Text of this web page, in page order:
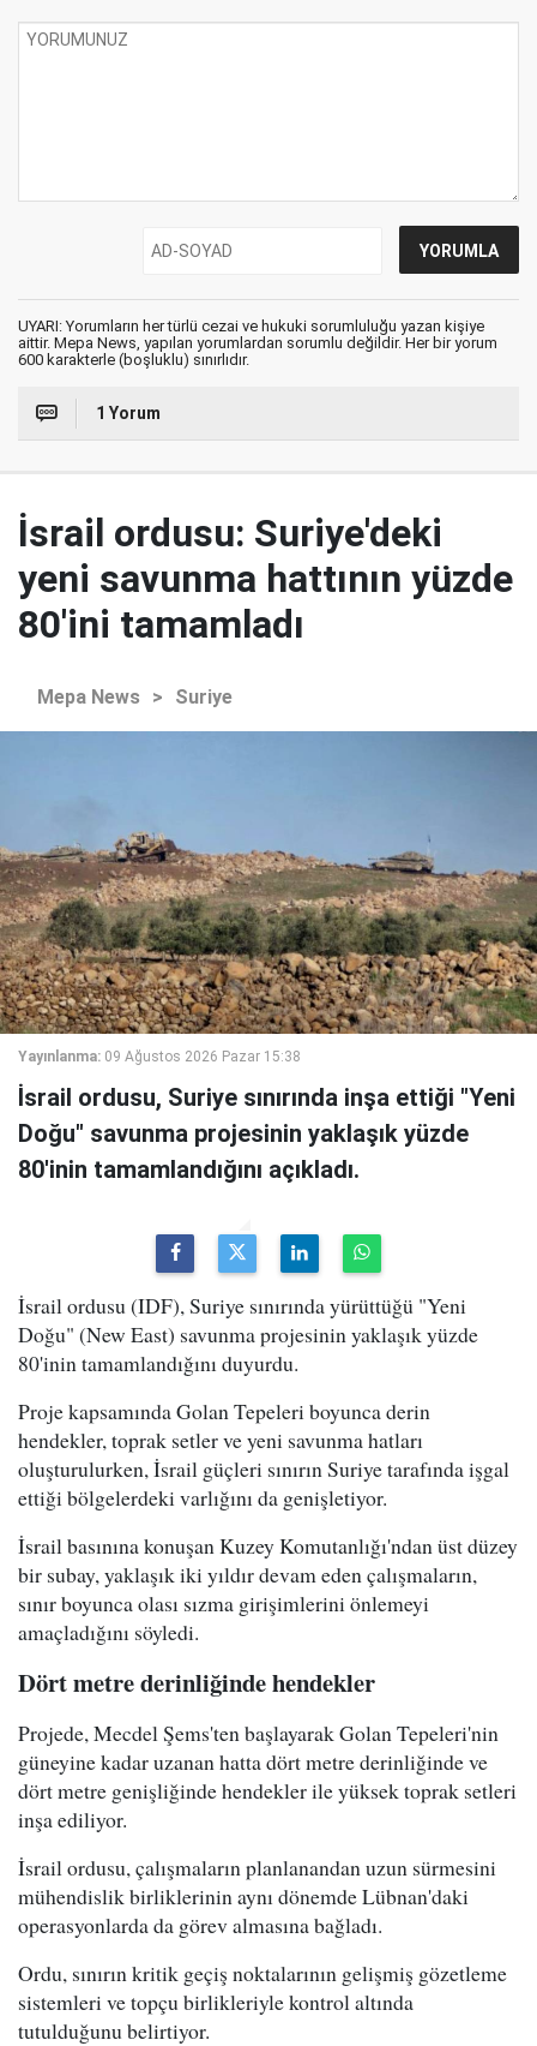
UYARI: Yorumların her türlü cezai ve hukuki sorumluluğu yazan kişiye
aittir. Mepa News, yapılan yorumlardan sorumlu değildir. Her bir yorum
600 karakterle (boşluklu) sınırlıdır.
1 Yorum
İsrail ordusu: Suriye'deki
yeni savunma hattının yüzde
80'ini tamamladı
Mepa News > Suriye
Yayınlanma: 09 Ağustos 2026 Pazar 15:38
İsrail ordusu, Suriye sınırında inşa ettiği "Yeni
Doğu" savunma projesinin yaklaşık yüzde
80'inin tamamlandığını açıkladı.
İsrail ordusu (IDF), Suriye sınırında yürüttüğü "Yeni
Doğu" (New East) savunma projesinin yaklaşık yüzde
80'inin tamamlandığını duyurdu.
Proje kapsamında Golan Tepeleri boyunca derin
hendekler, toprak setler ve yeni savunma hatları
oluşturulurken, İsrail güçleri sınırın Suriye tarafında işgal
ettiği bölgelerdeki varlığını da genişletiyor.
İsrail basınına konuşan Kuzey Komutanlığı'ndan üst düzey
bir subay, yaklaşık iki yıldır devam eden çalışmaların,
sınır boyunca olası sızma girişimlerini önlemeyi
amaçladığını söyledi.
Dört metre derinliğinde hendekler
Projede, Mecdel Şems'ten başlayarak Golan Tepeleri'nin
güneyine kadar uzanan hatta dört metre derinliğinde ve
dört metre genişliğinde hendekler ile yüksek toprak setleri
inşa ediliyor.
İsrail ordusu, çalışmaların planlanandan uzun sürmesini
mühendislik birliklerinin aynı dönemde Lübnan'daki
operasyonlarda da görev almasına bağladı.
Ordu, sınırın kritik geçiş noktalarının gelişmiş gözetleme
sistemleri ve topçu birlikleriyle kontrol altında
tutulduğunu belirtiyor.